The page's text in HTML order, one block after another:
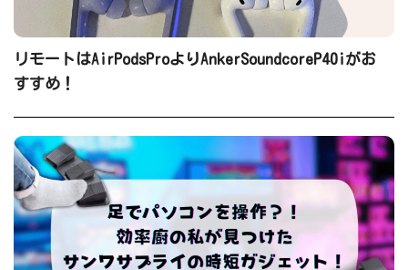
リモートはAirPodsProよりAnkerSoundcoreP40iがお
すすめ！